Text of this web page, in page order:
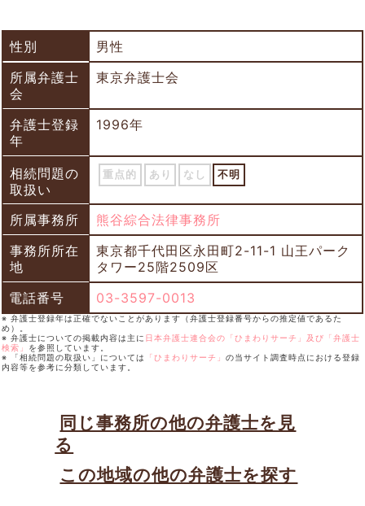
性別
男性
所属弁護士
会
東京弁護士会
弁護士登録
年
1996年
相続問題の
取扱い
重点的 あり なし 不明
所属事務所
熊谷綜合法律事務所
事務所所在
地
東京都千代田区永田町2-11-1 山王パーク
タワー25階2509区
電話番号
03-3597-0013
※ 弁護士登録年は正確でないことがあります（弁護士登録番号からの推定値であるた
め）。
※ 弁護士についての掲載内容は主に 日本弁護士連合会の「ひまわりサーチ」及び「弁護士
検索」 を参照しています。
※ 「相続問題の取扱い」については
「ひまわりサーチ」 の当サイト調査時点における登録
内容等を参考に分類しています。
同じ事務所の他の弁護士を見
る
この地域の他の弁護士を探す